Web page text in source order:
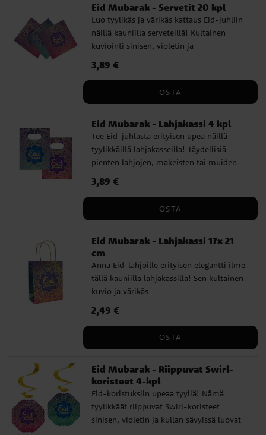
Eid Mubarak - Servetit 20 kpl
Luo tyylikäs ja värikäs kattaus Eid-juhliin
näillä kauniilla serveteillä! Kultainen
kuviointi sinisen, violetin ja
tunnelmallisen yksityiskohdan juhlaan.
antamaan ylellisen tunteen aterialle. ✔
yksityiskohdilla ✔ Täydelliset Eid-juhliin
ja juhlallisiin kattauksiin ✔ Toimitetaan
20 kpl settinä
Hinta :3,89 €
3,89 €
OSTA
Eid Mubarak - Lahjakassi 4 kpl
Tee Eid-juhlasta erityisen upea näillä
tyylikkäillä lahjakasseilla! Täydellisiä
pienten lahjojen, makeisten tai muiden
Kauniit kultaiset yksityiskohdat sinisen,
taustalla – anna lahjoille ylellinen säväys.
yllätyksiksi ✔ Kauniisti kuvioidut pussit
kultaisilla yksityiskohdilla ✔ Toimitetaan
4 kpl settinä
Hinta :3,89 €
3,89 €
OSTA
Eid Mubarak - Lahjakassi 17x 21
cm
Anna Eid-lahjoille erityisen elegantti ilme
tällä kauniilla lahjakassilla! Sen kultainen
kuvio ja värikäs
Ylellinen tapa paketoida lahjat perheelle ja
sekä käytännöllisen ja tyylikkään ratkaisun
Hinta :2,49 €
2,49 €
OSTA
Eid Mubarak - Riippuvat Swirl-
koristeet 4-kpl
Eid-koristuksiin upeaa tyyliä! Nämä
tyylikkäät riippuvat Swirl-koristeet
sinisen, violetin ja kullan sävyissä luovat